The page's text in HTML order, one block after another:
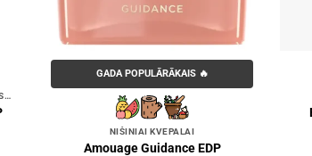
UNIVERSĀLĀS MARC-ANTOINE BARROIS SMARŽAS
GADA POPULĀRĀKAIS 🔥
NIŠINIAI KVEPALAI
Amouage Guidance EDP